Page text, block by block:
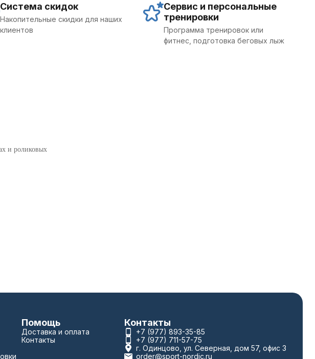
Система скидок
Накопительные скидки для наших
клиентов
Сервис и персональные
тренировки
Программа тренировок или
фитнес, подготовка беговых лыж
и роликовых
Помощь
Доставка и оплата
Контакты
Контакты
+7 (977) 893-35-85
+7 (977) 711-57-75
г. Одинцово, ул. Северная, дом 57, офис 3
order@sport-nordic.ru